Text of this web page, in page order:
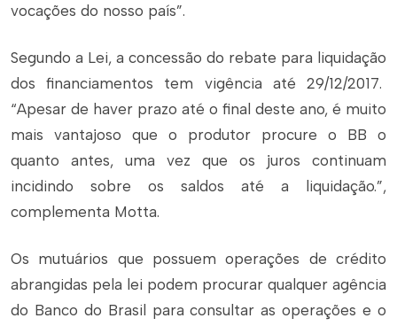
vocações do nosso país”.
Segundo a Lei, a concessão do rebate para liquidação
dos financiamentos tem vigência até 29/12/2017.
“Apesar de haver prazo até o final deste ano, é muito
mais vantajoso que o produtor procure o BB o
quanto antes, uma vez que os juros continuam
incidindo sobre os saldos até a liquidação.”,
complementa Motta.
Os mutuários que possuem operações de crédito
abrangidas pela lei podem procurar qualquer agência
do Banco do Brasil para consultar as operações e o